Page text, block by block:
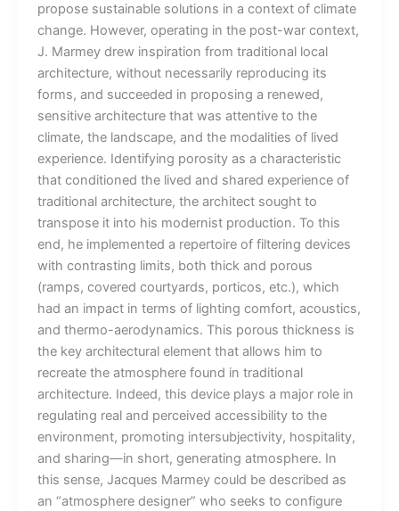
propose sustainable solutions in a context of climate
change. However, operating in the post-war context,
J. Marmey drew inspiration from traditional local
architecture, without necessarily reproducing its
forms, and succeeded in proposing a renewed,
sensitive architecture that was attentive to the
climate, the landscape, and the modalities of lived
experience. Identifying porosity as a characteristic
that conditioned the lived and shared experience of
traditional architecture, the architect sought to
transpose it into his modernist production. To this
end, he implemented a repertoire of filtering devices
with contrasting limits, both thick and porous
(ramps, covered courtyards, porticos, etc.), which
had an impact in terms of lighting comfort, acoustics,
and thermo-aerodynamics. This porous thickness is
the key architectural element that allows him to
recreate the atmosphere found in traditional
architecture. Indeed, this device plays a major role in
regulating real and perceived accessibility to the
environment, promoting intersubjectivity, hospitality,
and sharing—in short, generating atmosphere. In
this sense, Jacques Marmey could be described as
an “atmosphere designer” who seeks to configure